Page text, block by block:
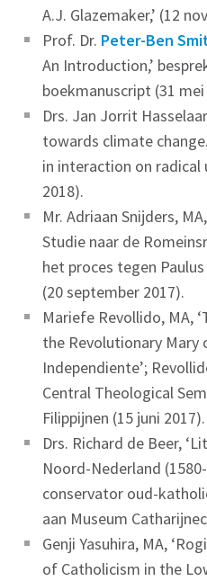
A.J. Glazemaker,’ (12
Prof. Dr. Peter-Ben
An Introduction,’
boekmanuscript (31 mei
Drs. Jan Jorrit
towards climate
in interaction on radical
2018).
Mr. Adriaan Snijders,
Studie naar de
het proces tegen
(20 september 2017).
Mariefe Revollido, MA,
the Revolutionary Mary
Independiente’;
Central Theological
Filippijnen (15 juni 2017).
Drs. Richard de Beer,
Noord-Nederland
conservator oud-
aan Museum
Genji Yasuhira, MA,
of Catholicism in the